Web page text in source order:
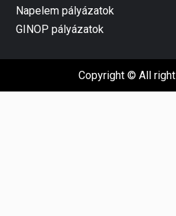
Napelem pályázatok
GINOP pályázatok
Copyright © All